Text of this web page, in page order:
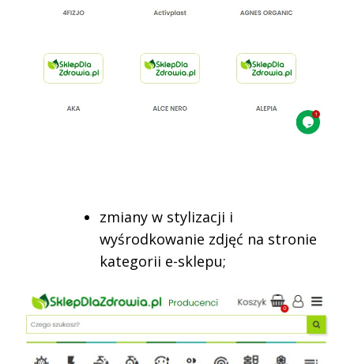
zmiany w stylizacji i
wyśrodkowanie zdjęć na stronie
kategorii e-sklepu;